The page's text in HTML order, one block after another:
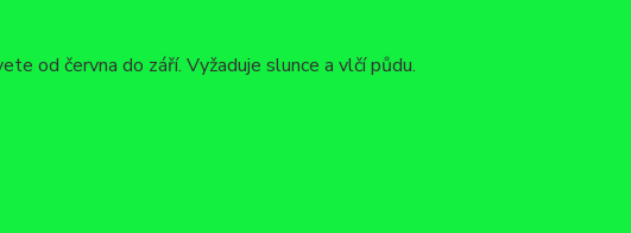
od června do září. Vyžaduje slunce a vlčí půdu.